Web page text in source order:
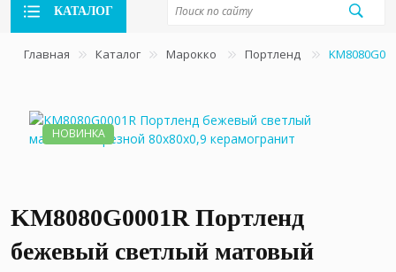
КАТАЛОГ
Главная Каталог Марокко Портленд
НОВИНКА
KM8080G0001R Портленд
бежевый светлый матовый